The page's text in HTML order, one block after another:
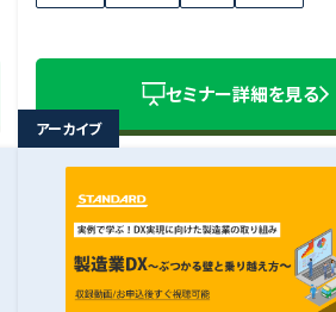
セミナー詳細を見る
アーカイブ